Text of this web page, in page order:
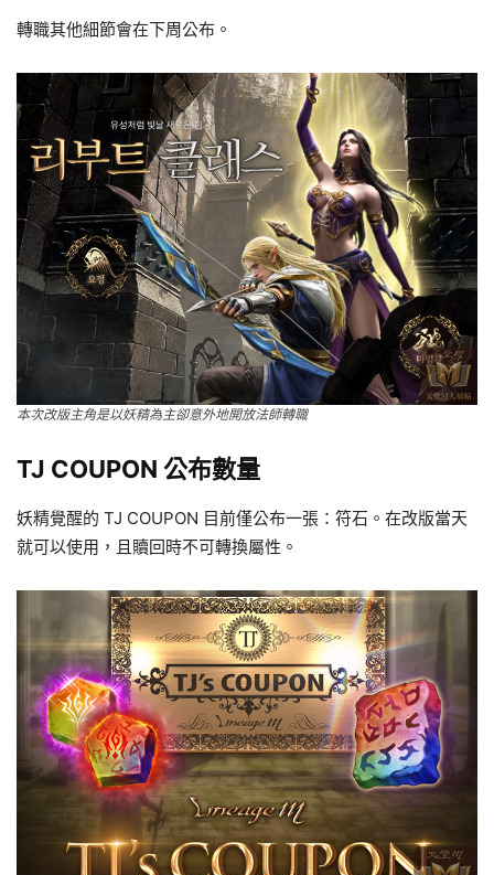
轉職其他細節會在下周公布。
本次改版主角是以妖精為主卻意外地開放法師轉職
TJ COUPON 公布數量
妖精覺醒的 TJ COUPON 目前僅公布一張：符石。在改版當天
就可以使用，且贖回時不可轉換屬性。